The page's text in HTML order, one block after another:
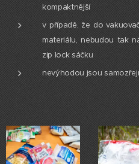
kompaktnější
v případě, že do
materiálu, nebudou tak
zip lock sáčku
nevýhodou jsou